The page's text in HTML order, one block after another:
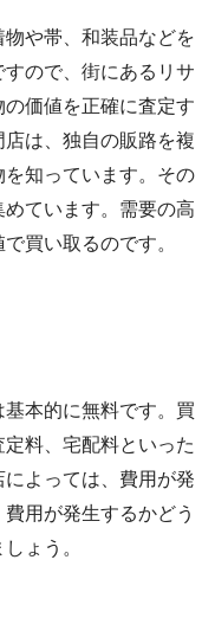
や帯、和装品などを
ので、街にあるリサ
価値を正確に査定す
は、独自の販路を複
知っています。その
ています。需要の高
買い取るのです。
本的に無料です。買
料、宅配料といった
よっては、費用が発
用が発生するかどう
ょう。